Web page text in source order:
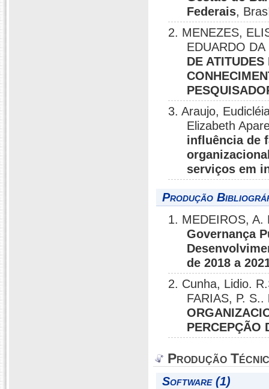
Federais,
2. MENEZES,
EDUARDO
DE
3. Araujo,
Elizabeth
influência de
serviços em
Produção
1. MEDEIROS, A.
Governança
de 2018 a
2. Cunha, Lidio.
FARIAS, P. S..
PERCEPÇÃO
Produção
Software (1)